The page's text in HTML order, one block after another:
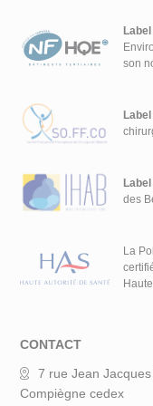
son
des
La
CONTACT
7 rue Jean
Compiègne cedex